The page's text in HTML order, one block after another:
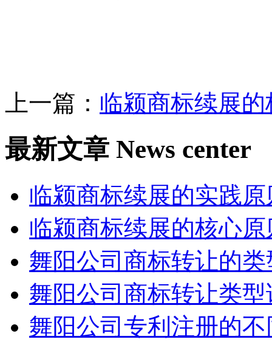
上一篇： 临颍商标续展
最新文章 News center
临颍商标续展的实践
临颍商标续展的核心
舞阳公司商标转让的
舞阳公司商标转让类型
舞阳公司专利注册的